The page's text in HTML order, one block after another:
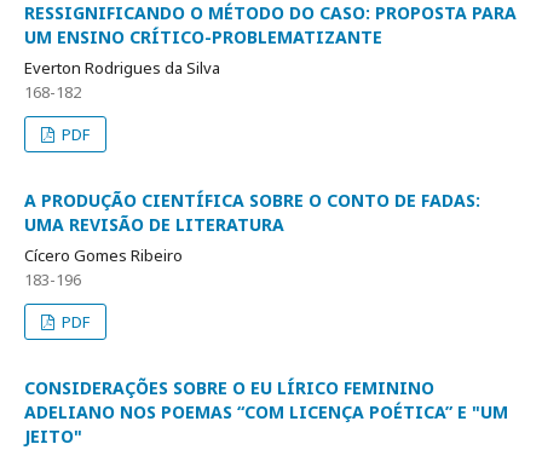
RESSIGNIFICANDO O MÉTODO DO CASO: PROPOSTA PARA
UM ENSINO CRÍTICO-PROBLEMATIZANTE
Everton Rodrigues da Silva
168-182
PDF
A PRODUÇÃO CIENTÍFICA SOBRE O CONTO DE FADAS:
UMA REVISÃO DE LITERATURA
Cícero Gomes Ribeiro
183-196
PDF
CONSIDERAÇÕES SOBRE O EU LÍRICO FEMININO
ADELIANO NOS POEMAS “COM LICENÇA POÉTICA” E "UM
JEITO"